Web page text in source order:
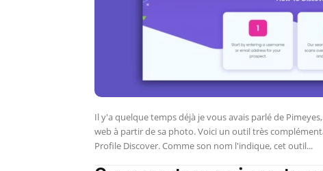
Il y'a quelque temps déjà je vous avais parlé de
web à partir de sa photo. Voici un outil très
Profile Discover. Comme son nom l'indique, cet outil...